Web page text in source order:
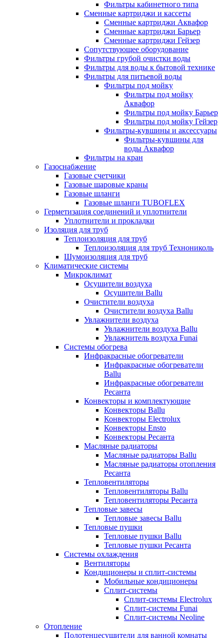
Фильтры кабинетного типа
Сменные картриджи и кассеты
Сменные картриджи Аквафор
Сменные картриджи Барьер
Сменные картриджи Гейзер
Сопутствующее оборудование
Фильтры грубой очистки воды
Фильтры для воды к бытовой технике
Фильтры для питьевой воды
Фильтры под мойку
Фильтры под мойку
Аквафор
Фильтры под мойку Барьер
Фильтры под мойку Гейзер
Фильтры-кувшины и аксессуары
Фильтры-кувшины для
воды Аквафор
Фильтры на кран
Газоснабжение
Газовые счетчики
Газовые шаровые краны
Газовые шланги
Газовые шланги TUBOFLEX
Герметизация соединений и уплотнители
Уплотнители и прокладки
Изоляция для труб
Теплоизоляция для труб
Теплоизоляция для труб Технониколь
Шумоизоляция для труб
Климатические системы
Микроклимат
Осушители воздуха
Осушители Ballu
Очистители воздуха
Очистители воздуха Ballu
Увлажнители воздуха
Увлажнители воздуха Ballu
Увлажнитель воздуха Funai
Системы обогрева
Инфракрасные обогреватели
Инфракрасные обогреватели
Ballu
Инфракрасные обогреватели
Ресанта
Конвекторы и комплектующие
Конвекторы Ballu
Конвекторы Electrolux
Конвекторы Ensto
Конвекторы Ресанта
Масляные радиаторы
Масляные радиаторы Ballu
Масляные радиаторы отопления
Ресанта
Тепловентиляторы
Тепловентиляторы Ballu
Тепловентиляторы Ресанта
Тепловые завесы
Тепловые завесы Ballu
Тепловые пушки
Тепловые пушки Ballu
Тепловые пушки Ресанта
Системы охлаждения
Вентиляторы
Кондиционеры и сплит-системы
Мобильные кондиционеры
Сплит-системы
Сплит-системы Electrolux
Сплит-системы Funai
Сплит-системы Neoline
Отопление
Полотенцесушители для ванной комнаты